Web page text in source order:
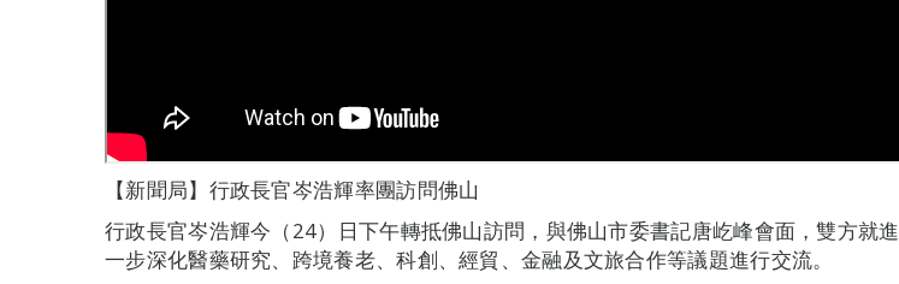
【新聞局】行政長官岑浩輝率團訪問佛山
行政長官岑浩輝今（24）日下午轉抵佛山訪問，與佛山市委書記唐屹峰會面，雙方就進
一步深化醫藥研究、跨境養老、科創、經貿、金融及文旅合作等議題進行交流。